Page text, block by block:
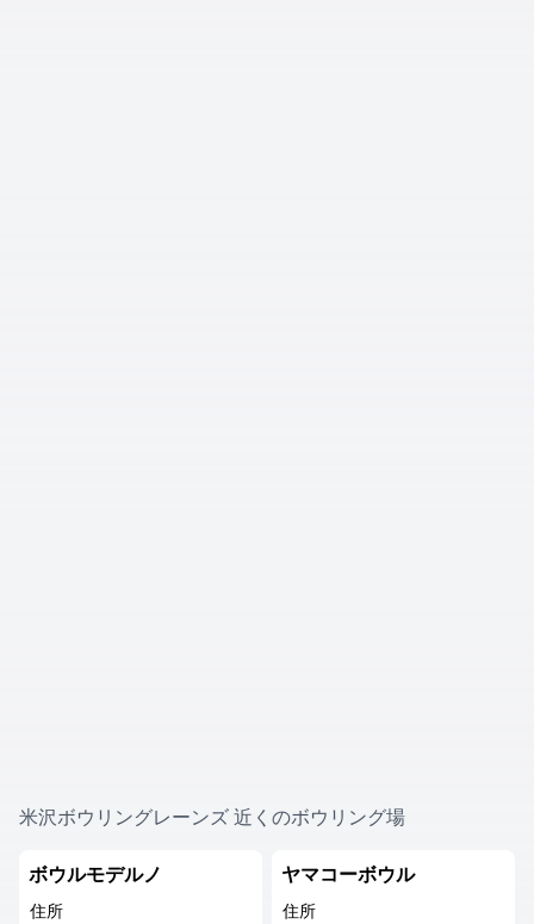
米沢ボウリングレーンズ 近くのボウリング場
ボウルモデルノ
住所
ヤマコーボウル
住所